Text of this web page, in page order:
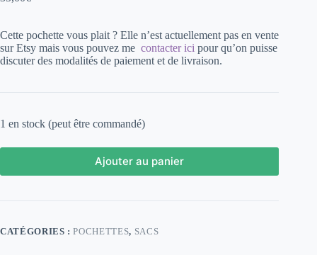
Cette pochette vous plait ? Elle n’est actuellement pas en vente
sur Etsy mais vous pouvez me contacter ici pour qu’on puisse
discuter des modalités de paiement et de livraison.
1 en stock (peut être commandé)
Ajouter au panier
CATÉGORIES :POCHETTES, SACS